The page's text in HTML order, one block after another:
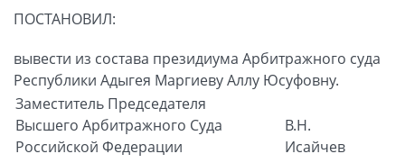
ПОСТАНОВИЛ:
вывести из состава президиума Арбитражного суда
Республики Адыгея Маргиеву Аллу Юсуфовну.
Заместитель Председателя
Высшего Арбитражного Суда
Российской Федерации
В.Н.
Исайчев